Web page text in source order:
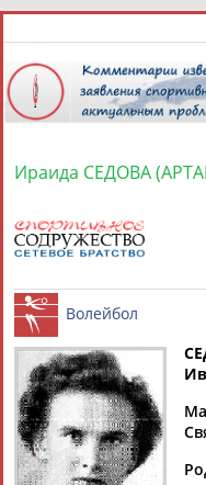
7
СПОРТСМЕНЫ,
Найдено: 1персона
Ираида
Ираида СЕДОВА
Волейбол